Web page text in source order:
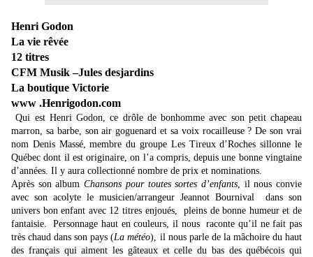
Henri Godon
La vie rêvée
12 titres
CFM Musik –Jules desjardins
La boutique Victorie
www .Henrigodon.com
Qui est Henri Godon, ce drôle de bonhomme avec son petit chapeau
marron, sa barbe, son air goguenard et sa voix rocailleuse ? De son vrai
nom Denis Massé, membre du groupe Les Tireux d’Roches sillonne le
Québec dont il est originaire, on l’a compris, depuis une bonne vingtaine
d’années. Il y aura collectionné nombre de prix et nominations.
Après son album Chansons pour toutes sortes d’enfants, il nous convie
avec son acolyte le musicien/arrangeur Jeannot Bournival
dans son
univers bon enfant avec 12 titres enjoués,
pleins de bonne humeur et de
fantaisie. Personnage haut en couleurs, il nous raconte qu’il ne fait pas
très chaud dans son pays (La météo), il nous parle de la mâchoire du haut
des français qui aiment les gâteaux et celle du bas des québécois qui